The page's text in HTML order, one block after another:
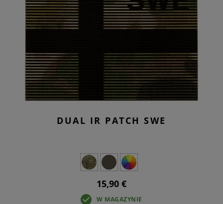
DUAL IR PATCH SWE
15,90 €
W MAGAZYNIE